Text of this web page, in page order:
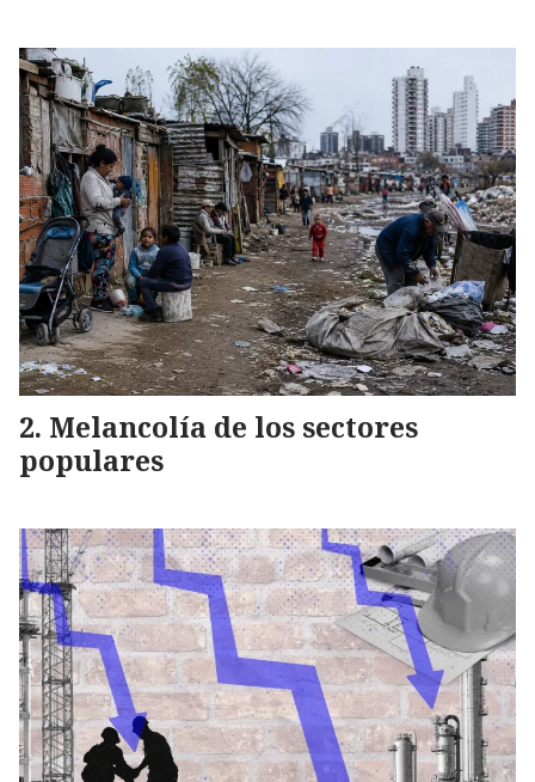
Melancolía de los sectores
populares